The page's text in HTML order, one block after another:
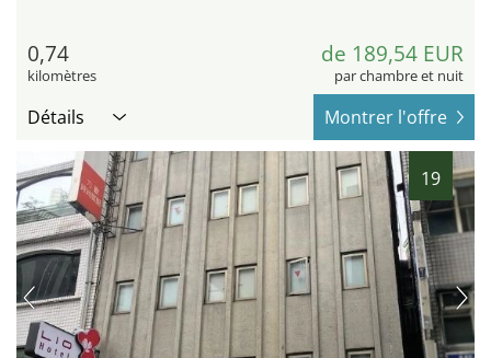
0,74
kilomètres
de 189,54 EUR
par chambre et nuit
Détails Montrer l'offre
19